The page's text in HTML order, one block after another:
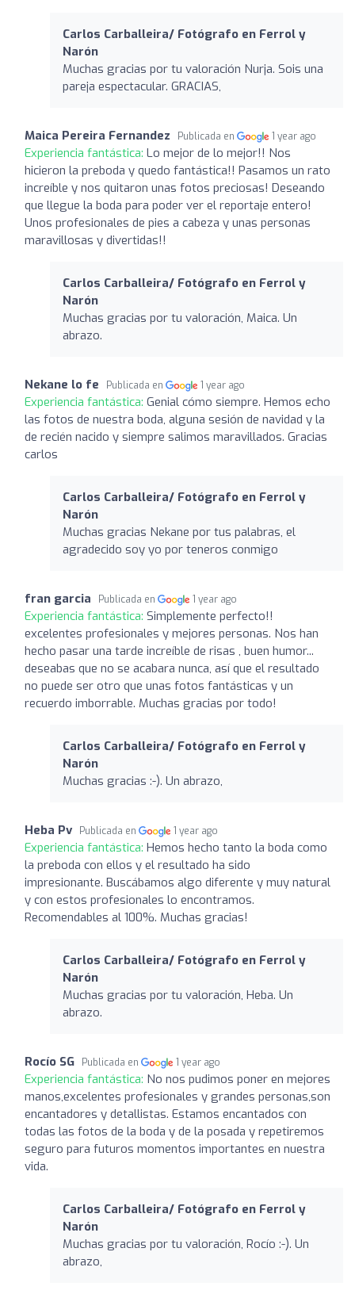
Carlos Carballeira/ Fotógrafo en Ferrol y
Narón
Muchas gracias por tu valoración Nurja. Sois una
pareja espectacular. GRACIAS,
Maica Pereira Fernandez Publicada en 1 year ago
Experiencia fantástica: Lo mejor de lo mejor!! Nos
hicieron la preboda y quedo fantástica!! Pasamos un rato
increíble y nos quitaron unas fotos preciosas! Deseando
que llegue la boda para poder ver el reportaje entero!
Unos profesionales de pies a cabeza y unas personas
maravillosas y divertidas!!
Carlos Carballeira/ Fotógrafo en Ferrol y
Narón
Muchas gracias por tu valoración, Maica. Un
abrazo.
Nekane lo fe Publicada en 1 year ago
Experiencia fantástica: Genial cómo siempre. Hemos echo
las fotos de nuestra boda, alguna sesión de navidad y la
de recién nacido y siempre salimos maravillados. Gracias
carlos
Carlos Carballeira/ Fotógrafo en Ferrol y
Narón
Muchas gracias Nekane por tus palabras, el
agradecido soy yo por teneros conmigo
fran garcia Publicada en 1 year ago
Experiencia fantástica: Simplemente perfecto!!
excelentes profesionales y mejores personas. Nos han
hecho pasar una tarde increíble de risas , buen humor...
deseabas que no se acabara nunca, así que el resultado
no puede ser otro que unas fotos fantásticas y un
recuerdo imborrable. Muchas gracias por todo!
Carlos Carballeira/ Fotógrafo en Ferrol y
Narón
Muchas gracias :-). Un abrazo,
Heba Pv Publicada en 1 year ago
Experiencia fantástica: Hemos hecho tanto la boda como
la preboda con ellos y el resultado ha sido
impresionante. Buscábamos algo diferente y muy natural
y con estos profesionales lo encontramos.
Recomendables al 100%. Muchas gracias!
Carlos Carballeira/ Fotógrafo en Ferrol y
Narón
Muchas gracias por tu valoración, Heba. Un
abrazo.
Rocío SG Publicada en 1 year ago
Experiencia fantástica: No nos pudimos poner en mejores
manos,excelentes profesionales y grandes personas,son
encantadores y detallistas. Estamos encantados con
todas las fotos de la boda y de la posada y repetiremos
seguro para futuros momentos importantes en nuestra
vida.
Carlos Carballeira/ Fotógrafo en Ferrol y
Narón
Muchas gracias por tu valoración, Rocío :-). Un
abrazo,